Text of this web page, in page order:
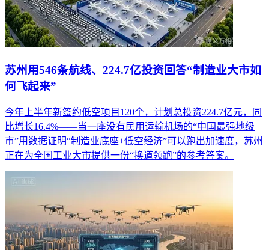
苏州用546条航线、224.7亿投资回答“制造业大市如
何飞起来”
今年上半年新签约低空项目120个，计划总投资224.7亿元，同
比增长16.4%——当一座没有民用运输机场的“中国最强地级
市”用数据证明“制造业底座+低空经济”可以跑出加速度，苏州
正在为全国工业大市提供一份“换道领跑”的参考答案。